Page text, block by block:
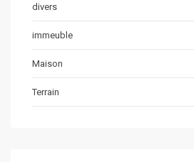
divers
immeuble
Maison
Terrain